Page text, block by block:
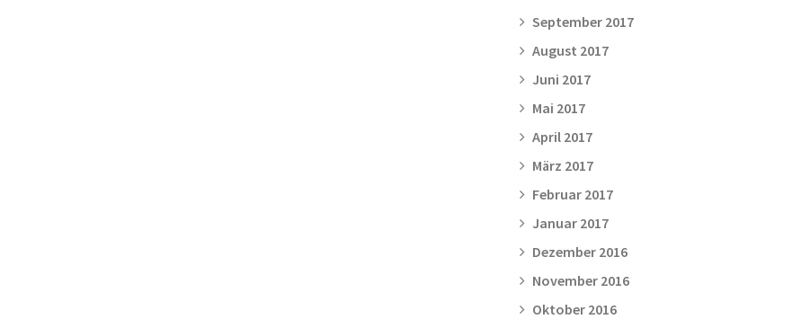
September 2017
August 2017
Juni 2017
Mai 2017
April 2017
März 2017
Februar 2017
Januar 2017
Dezember 2016
November 2016
Oktober 2016